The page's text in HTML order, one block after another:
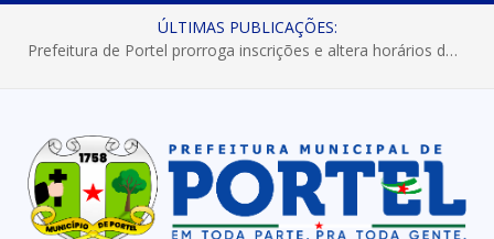
ÚLTIMAS PUBLICAÇÕES:
Prefeitura de Portel prorroga inscrições e altera horários dos concursos “Musa” e “Miss Mix Verão 2026”